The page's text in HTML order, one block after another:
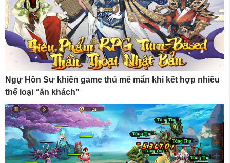
Ngự Hồn Sư khiến game thủ mê mẩn khi kết hợp nhiều
thể loại “ăn khách”